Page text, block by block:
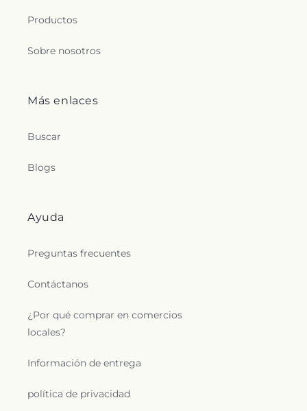
Productos
Sobre nosotros
Más enlaces
Buscar
Blogs
Ayuda
Preguntas frecuentes
Contáctanos
¿Por qué comprar en comercios
locales?
Información de entrega
política de privacidad